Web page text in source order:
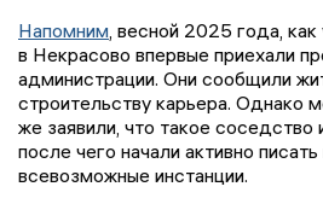
Напомним , весной 2025 года,
в Некрасово впервые приехали
администрации. Они сообщили
строительству карьера. Однако
же заявили, что такое соседство
после чего начали активно
всевозможные инстанции.